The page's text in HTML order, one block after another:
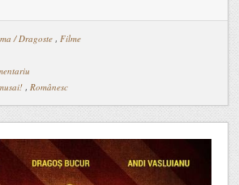
/ Dragoste , Filme
, Românesc